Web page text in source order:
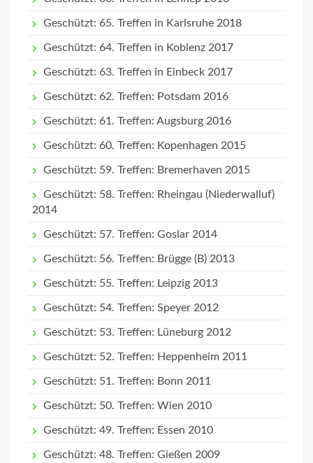
Geschützt: 65. Treffen in Karlsruhe 2018
Geschützt: 64. Treffen in Koblenz 2017
Geschützt: 63. Treffen in Einbeck 2017
Geschützt: 62. Treffen: Potsdam 2016
Geschützt: 61. Treffen: Augsburg 2016
Geschützt: 60. Treffen: Kopenhagen 2015
Geschützt: 59. Treffen: Bremerhaven 2015
Geschützt: 58. Treffen: Rheingau (Niederwalluf)
2014
Geschützt: 57. Treffen: Goslar 2014
Geschützt: 56. Treffen: Brügge (B) 2013
Geschützt: 55. Treffen: Leipzig 2013
Geschützt: 54. Treffen: Speyer 2012
Geschützt: 53. Treffen: Lüneburg 2012
Geschützt: 52. Treffen: Heppenheim 2011
Geschützt: 51. Treffen: Bonn 2011
Geschützt: 50. Treffen: Wien 2010
Geschützt: 49. Treffen: Essen 2010
Geschützt: 48. Treffen: Gießen 2009